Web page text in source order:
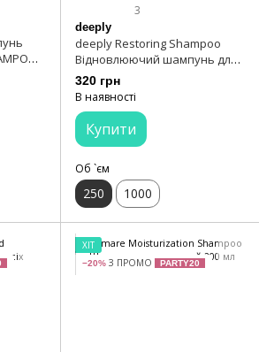
3
deeply
deeply Restoring Shampoo
Відновлюючий шампунь для
волосся 250 мл
320 грн
В наявності
Купити
Об `єм
250 1000
ХІТ
−20% З ПРОМО PARTY20